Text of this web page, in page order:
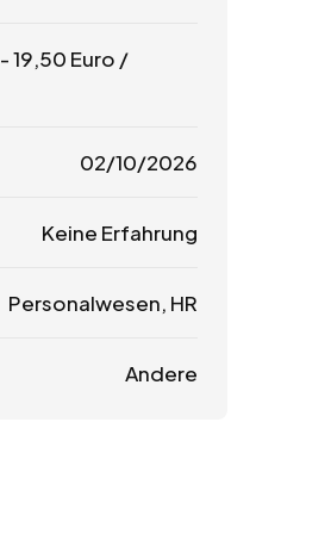
-19,50 Euro /
02/10/2026
Keine Erfahrung
Personalwesen, HR
Andere